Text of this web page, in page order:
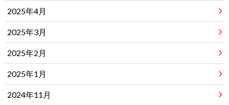
2025年4月
2025年3月
2025年2月
2025年1月
2024年11月